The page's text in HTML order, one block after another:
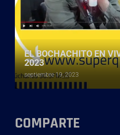
EL BOCHACHITO EN
2023
septiembre 19, 2023
COMPARTE